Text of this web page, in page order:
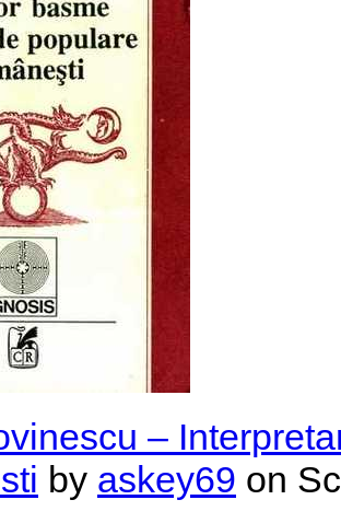
–
by askey69 on